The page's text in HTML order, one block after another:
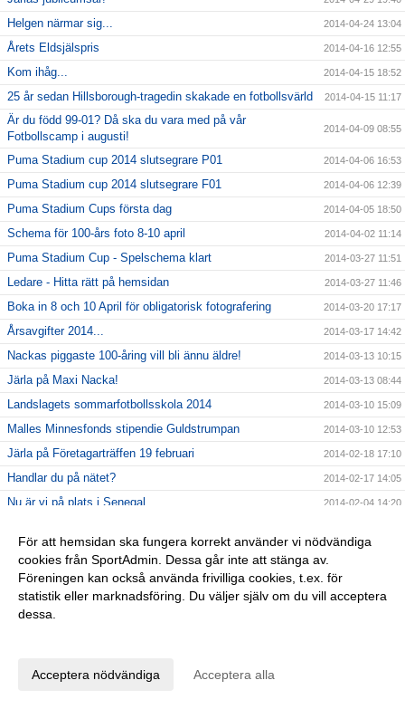
Helgen närmar sig... 2014-04-24 13:04
Årets Eldsjälspris 2014-04-16 12:55
Kom ihåg... 2014-04-15 18:52
25 år sedan Hillsborough-tragedin skakade en fotbollsvärld 2014-04-15 11:17
Är du född 99-01? Då ska du vara med på vår
Fotbollscamp i augusti!
2014-04-09 08:55
Puma Stadium cup 2014 slutsegrare P01 2014-04-06 16:53
Puma Stadium cup 2014 slutsegrare F01 2014-04-06 12:39
Puma Stadium Cups första dag 2014-04-05 18:50
Schema för 100-års foto 8-10 april 2014-04-02 11:14
Puma Stadium Cup - Spelschema klart 2014-03-27 11:51
Ledare - Hitta rätt på hemsidan 2014-03-27 11:46
Boka in 8 och 10 April för obligatorisk fotografering 2014-03-20 17:17
Årsavgifter 2014... 2014-03-17 14:42
Nackas piggaste 100-åring vill bli ännu äldre! 2014-03-13 10:15
Järla på Maxi Nacka! 2014-03-13 08:44
Landslagets sommarfotbollsskola 2014 2014-03-10 15:09
Malles Minnesfonds stipendie Guldstrumpan 2014-03-10 12:53
Järla på Företagarträffen 19 februari 2014-02-18 17:10
Handlar du på nätet? 2014-02-17 14:05
Nu är vi på plats i Senegal 2014-02-04 14:20
Tänk på kyleffekten vid träning utomhus 2014-01-28 18:28
2014, året som genomsyras av 100 årsfirande 2014-01-26 11:09
Årsmöte 2014-01-26 11:06
Järla IF FKs organisation förstärks
För att hemsidan ska fungera korrekt använder vi nödvändiga
cookies från SportAdmin. Dessa går inte att stänga av.
Föreningen kan också använda frivilliga cookies, t.ex. för
statistik eller marknadsföring. Du väljer själv om du vill acceptera
dessa.
Acceptera nödvändiga Acceptera alla